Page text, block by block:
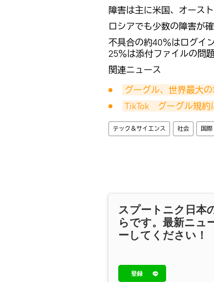
障害は主に米国、オース
ロシアでも少数の障害が
不具合の約40％はログイ
25％は添付ファイルの問
関連ニュース
グーグル、世界最大
TikTok　グーグル規
テック＆サイエンス 社会 国際
スプートニク日本
らです。最新ニュ
ーしてください！
登録